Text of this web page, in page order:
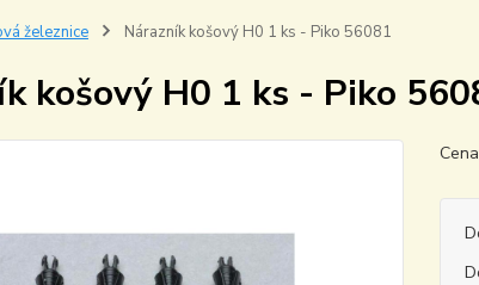
železnice Nárazník košový H0 1 ks - Piko 56081
košový H0 1 ks - Piko